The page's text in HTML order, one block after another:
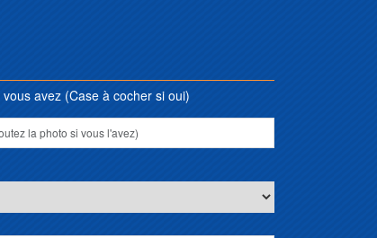
avez (Case à cocher si oui)